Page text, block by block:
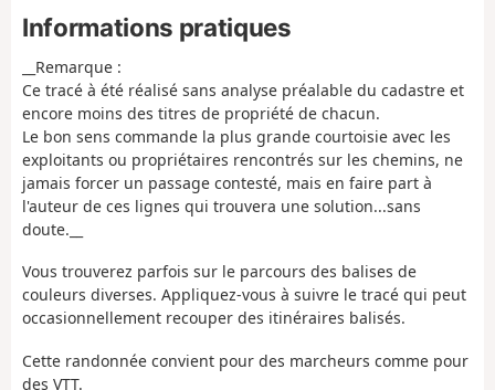
Informations pratiques
__Remarque :
Ce tracé à été réalisé sans analyse préalable du cadastre et
encore moins des titres de propriété de chacun.
Le bon sens commande la plus grande courtoisie avec les
exploitants ou propriétaires rencontrés sur les chemins, ne
jamais forcer un passage contesté, mais en faire part à
l'auteur de ces lignes qui trouvera une solution...sans
doute.__
Vous trouverez parfois sur le parcours des balises de
couleurs diverses. Appliquez-vous à suivre le tracé qui peut
occasionnellement recouper des itinéraires balisés.
Cette randonnée convient pour des marcheurs comme pour
des VTT.